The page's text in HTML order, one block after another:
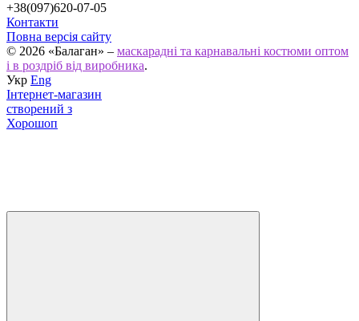
+38(097)620-07-05
Контакти
Повна версія сайту
© 2026 «Балаган» – маскарадні та карнавальні костюми оптом
і в роздріб від виробника.
Укр Eng
Інтернет-магазин
створений з
Хорошоп